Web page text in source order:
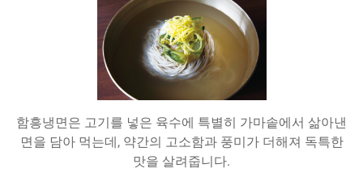
함흥냉면은 고기를 넣은 육수에 특별히 가마솥에서 삶아낸
면을 담아 먹는데, 약간의 고소함과 풍미가 더해져 독특한
맛을 살려줍니다.